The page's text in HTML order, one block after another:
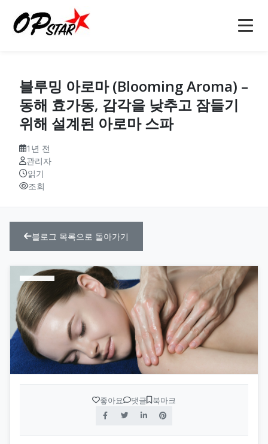
오피
강남오피(강남op)
역삼오피(역삼op)
선릉오피(선릉op)
부천오피(부천op)
수원오피(수원op)
안산오피(안산op)
평택오피(평택op)
천안오피(천안op)
오피사이트
오피사이트
op사이트
오피 모음
op사이트 순위
업소사이트
오피 순위
가짜 오피 판별법
오피 정보
소개
안마
휴게텔
스웨디시
스파
발마사지
문의
블루밍 아로마 (Blooming Aroma) –
동해 효가동, 감각을 낮추고 잠들기
위해 설계된 아로마 스파
1년 전
관리자
읽기
조회
블로그 목록으로 돌아가기
좋아요 댓글 북마크